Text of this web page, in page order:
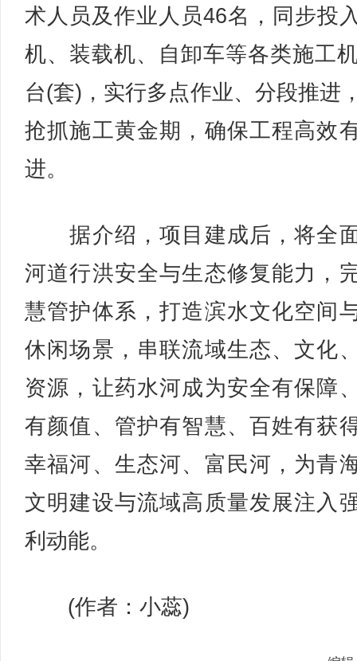
术人员及作业人员46名，同步投
机、装载机、自卸车等各类施工
台(套)，实行多点作业、分段推进
抢抓施工黄金期，确保工程高效
进。
据介绍，项目建成后，将全
河道行洪安全与生态修复能力，
慧管护体系，打造滨水文化空间
休闲场景，串联流域生态、文化
资源，让药水河成为安全有保障
有颜值、管护有智慧、百姓有获
幸福河、生态河、富民河，为青
文明建设与流域高质量发展注入
利动能。
(作者：小蕊)